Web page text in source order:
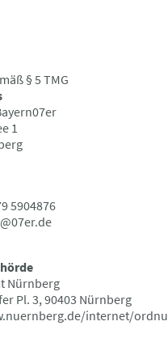
§ 5 TMG
1
5904876
Nürnberg
Pl. 3, 90403 Nürnberg
internet/